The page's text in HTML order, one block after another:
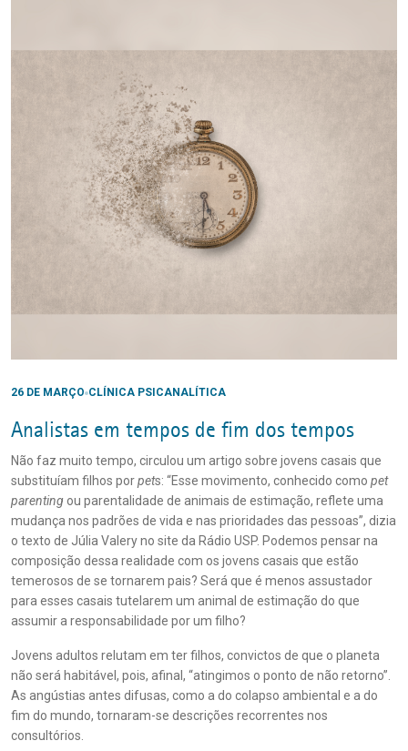
26 DE MARÇO CLÍNICA PSICANALÍTICA
Analistas em tempos de fim dos tempos
Não faz muito tempo, circulou um artigo sobre jovens casais que
substituíam filhos porpets: “Esse movimento, conhecido como pet
parenting ou parentalidade de animais de estimação, reflete uma
mudança nos padrões de vida e nas prioridades das pessoas”, dizia
o texto de Júlia Valery no site da Rádio USP. Podemos pensar na
composição dessa realidade com os jovens casais que estão
temerosos de se tornarem pais? Será que é menos assustador
para esses casais tutelarem um animal de estimação do que
assumir a responsabilidade por um filho?
Jovens adultos relutam em ter filhos, convictos de que o planeta
não será habitável, pois, afinal, “atingimos o ponto de não retorno”.
As angústias antes difusas, como a do colapso ambiental e a do
fim do mundo, tornaram-se descrições recorrentes nos
consultórios.